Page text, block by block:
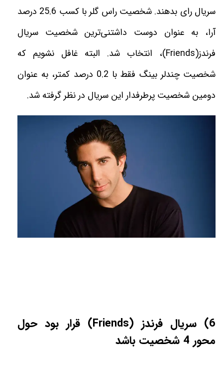
سریال رای بدهند. شخصیت راس گلر با کسب 25.6 درصد
آرا، به عنوان دوست ‌داشتنی‌ترین شخصیت سریال
فرندز(Friends)، انتخاب شد. البته غافل نشویم که
شخصیت چندلر بینگ فقط با 0.2 درصد کمتر، به عنوان
دومین شخصیت پرطرفدار این سریال در نظر گرفته شد.
(6 سریال فرندز (Friends) قرار بود حول
محور 4 شخصیت باشد